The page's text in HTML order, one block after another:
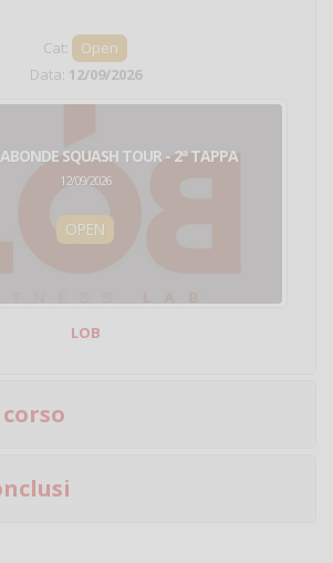
Cat:
Open
Data: 12/09/2026
SQUASH TOUR - 2ª TAPPA
12/09/2026
OPEN
LOB